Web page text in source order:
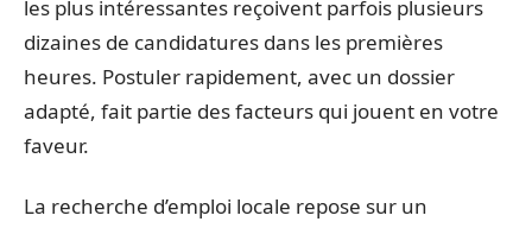
les plus intéressantes reçoivent parfois plusieurs
dizaines de candidatures dans les premières
heures. Postuler rapidement, avec un dossier
adapté, fait partie des facteurs qui jouent en votre
faveur.
La recherche d’emploi locale repose sur un